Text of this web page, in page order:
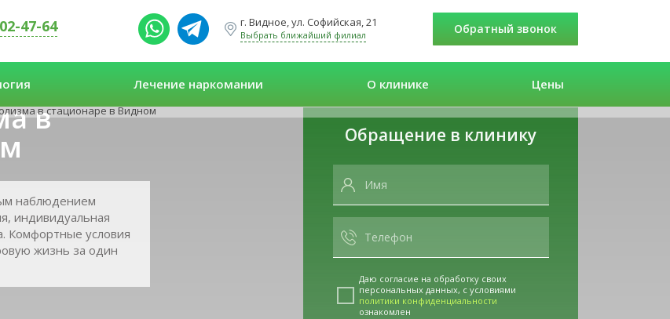
47-64 г. Видное, ул. Софийская, 21
Выбрать ближайший филиал Обратный звонок
Лечение наркомании О клинике Цены
в стационаре в Видном
в
наблюдением
индивидуальная
Комфортные условия
жизнь за один
Обращение в клинику
Даю согласие на обработку своих
персональных данных, с условиями
политики конфиденциальности
ознакомлен